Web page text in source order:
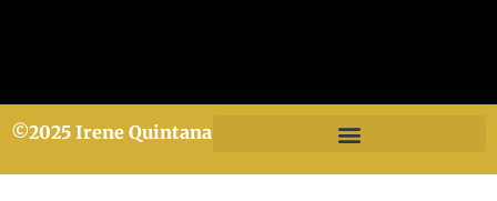
©2025 Irene Quintana